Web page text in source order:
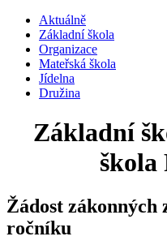
Aktuálně
Základní škola
Organizace
Mateřská škola
Jídelna
Družina
Základní
škola
Žádost zákonných
ročníku